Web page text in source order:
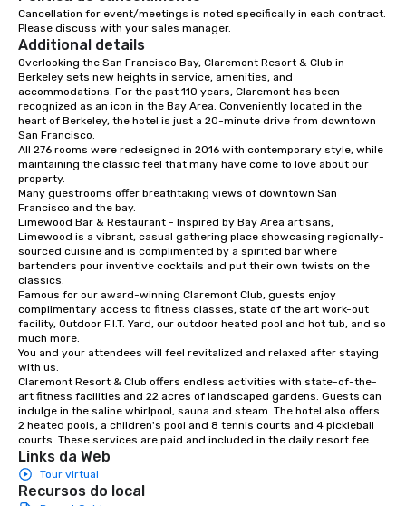
dinners, holiday events, client
entertainment, and virtual team
connections. We handle everything
from ingredient sourcing to
instruction, making your event
planning seamless.
Cancellation for event/meetings is noted specifically in each contract.
Please discuss with your sales manager.
Additional details
Overlooking the San Francisco Bay, Claremont Resort & Club in
Berkeley sets new heights in service, amenities, and
accommodations. For the past 110 years, Claremont has been
recognized as an icon in the Bay Area. Conveniently located in the
heart of Berkeley, the hotel is just a 20-minute drive from downtown
San Francisco.
All 276 rooms were redesigned in 2016 with contemporary style, while
maintaining the classic feel that many have come to love about our
property.
Many guestrooms offer breathtaking views of downtown San
Francisco and the bay.
Limewood Bar & Restaurant - Inspired by Bay Area artisans,
Limewood is a vibrant, casual gathering place showcasing regionally-
sourced cuisine and is complimented by a spirited bar where
bartenders pour inventive cocktails and put their own twists on the
classics.
Famous for our award-winning Claremont Club, guests enjoy
complimentary access to fitness classes, state of the art work-out
facility, Outdoor F.I.T. Yard, our outdoor heated pool and hot tub, and so
much more.
You and your attendees will feel revitalized and relaxed after staying
with us.
Claremont Resort & Club offers endless activities with state-of-the-
art fitness facilities and 22 acres of landscaped gardens. Guests can
indulge in the saline whirlpool, sauna and steam. The hotel also offers
2 heated pools, a children's pool and 8 tennis courts and 4 pickleball
courts. These services are paid and included in the daily resort fee.
Links da Web
Tour virtual
Recursos do local